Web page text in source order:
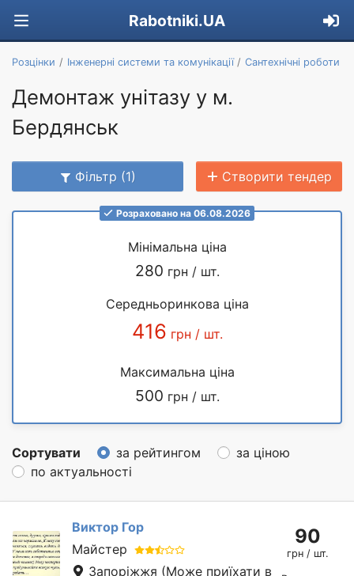
Rabotniki.UA
Розцінки Інженерні системи та комунікації Сантехнічні роботи
Демонтаж унітазу у м.
Бердянськ
Фільтр (1) Створити тендер
Розраховано на 06.08.2026
Мінімальна ціна
280 грн / шт.
Середньоринкова ціна
416 грн / шт.
Максимальна ціна
500 грн / шт.
Сортувати за рейтингом
за ціною
по актуальності
Виктор Гор
Майстер
Запоріжжя (Може приїхати в
90
грн / шт.